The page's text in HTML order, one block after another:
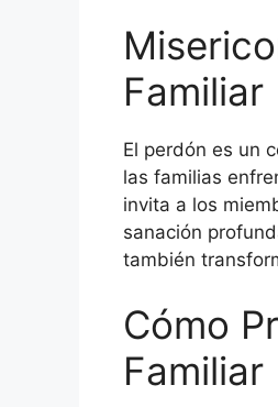
Familiar
El perdón es un
las familias
invita a los
sanación
también
Cómo
Familiar